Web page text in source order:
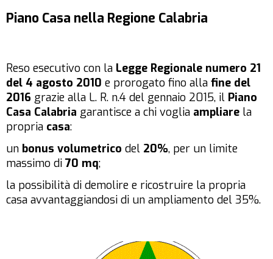
Piano Casa nella Regione Calabria
Reso esecutivo con la Legge Regionale numero 21
del 4 agosto 2010 e prorogato fino alla fine del
2016 grazie alla L. R. n.4 del gennaio 2015, il Piano
Casa Calabria garantisce a chi voglia ampliare la
propria casa:
un bonus volumetrico del 20%, per un limite
massimo di 70 mq;
la possibilità di demolire e ricostruire la propria
casa avvantaggiandosi di un ampliamento del 35%.